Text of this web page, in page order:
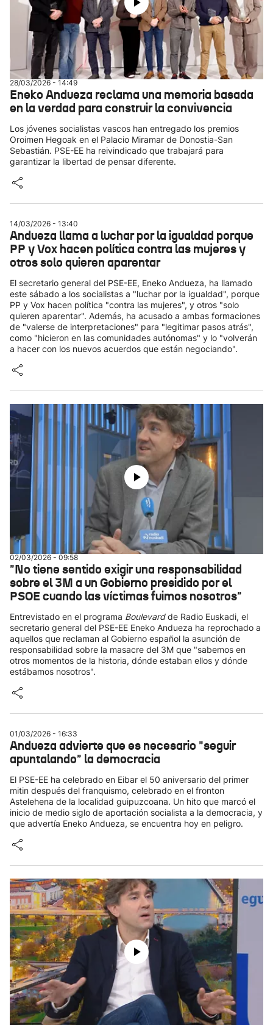
28/03/2026 - 14:49
Eneko Andueza reclama una memoria basada
en la verdad para construir la convivencia
Los jóvenes socialistas vascos han entregado los premios
Oroimen Hegoak en el Palacio Miramar de Donostia-San
Sebastián. PSE-EE ha reivindicado que trabajará para
garantizar la libertad de pensar diferente.
14/03/2026 - 13:40
Andueza llama a luchar por la igualdad porque
PP y Vox hacen política contra las mujeres y
otros solo quieren aparentar
El secretario general del PSE-EE, Eneko Andueza, ha llamado
este sábado a los socialistas a "luchar por la igualdad", porque
PP y Vox hacen política "contra las mujeres", y otros "solo
quieren aparentar". Además, ha acusado a ambas formaciones
de "valerse de interpretaciones" para "legitimar pasos atrás",
como "hicieron en las comunidades autónomas" y lo "volverán
a hacer con los nuevos acuerdos que están negociando".
02/03/2026 - 09:58
"No tiene sentido exigir una responsabilidad
sobre el 3M a un Gobierno presidido por el
PSOE cuando las víctimas fuimos nosotros"
Entrevistado en el programa Boulevardde Radio Euskadi, el
secretario general del PSE-EE Eneko Andueza ha reprochado a
aquellos que reclaman al Gobierno español la asunción de
responsabilidad sobre la masacre del 3M que "sabemos en
otros momentos de la historia, dónde estaban ellos y dónde
estábamos nosotros".
01/03/2026 - 16:33
Andueza advierte que es necesario "seguir
apuntalando" la democracia
El PSE-EE ha celebrado en Eibar el 50 aniversario del primer
mitin después del franquismo, celebrado en el fronton
Astelehena de la localidad guipuzcoana. Un hito que marcó el
inicio de medio siglo de aportación socialista a la democracia, y
que advertía Eneko Andueza, se encuentra hoy en peligro.